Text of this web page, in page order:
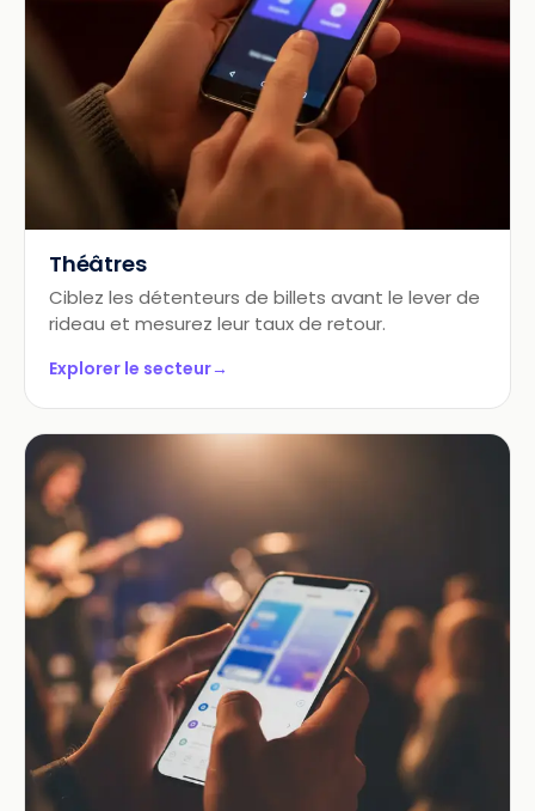
Théâtres
Ciblez les détenteurs de billets avant le lever de
rideau et mesurez leur taux de retour.
Explorer le secteur→